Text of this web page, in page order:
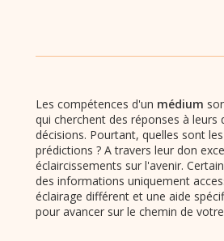
Les compétences d'un médium
qui cherchent des réponses à
décisions. Pourtant, quelles sont
prédictions ? A travers leur don
éclaircissements sur l'avenir.
des informations uniquement
éclairage différent et une aide
pour avancer sur le chemin de